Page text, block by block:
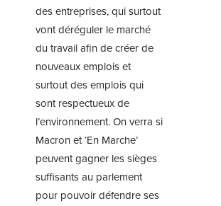
des entreprises, qui surtout
vont déréguler le marché
du travail afin de créer de
nouveaux emplois et
surtout des emplois qui
sont respectueux de
l’environnement. On verra si
Macron et ‘En Marche’
peuvent gagner les sièges
suffisants au parlement
pour pouvoir défendre ses